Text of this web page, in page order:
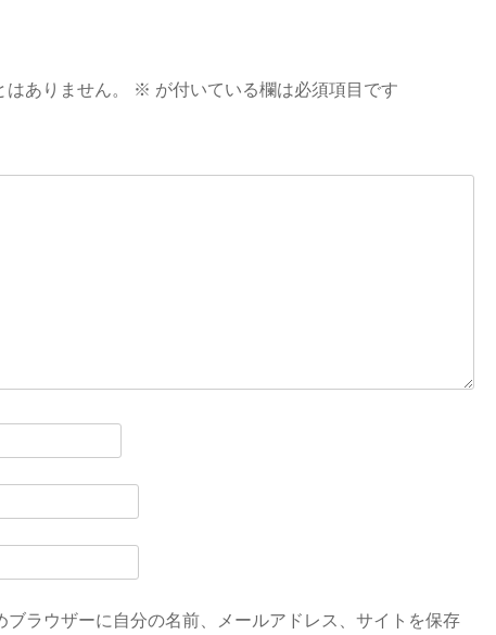
ありません。 ※ が付いている欄は必須項目です
ラウザーに自分の名前、メールアドレス、サイトを保存